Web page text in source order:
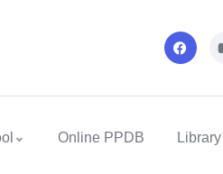
Online PPDB Library